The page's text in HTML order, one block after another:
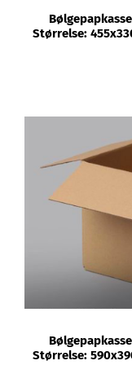
Størrelse:
Størrelse: